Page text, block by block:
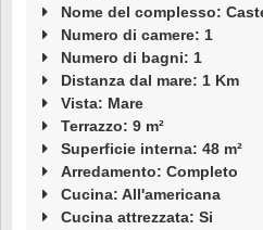
Nome del complesso:
Numero di camere: 1
Numero di bagni: 1
Distanza dal mare: 1 Km
Vista: Mare
Terrazzo: 9 m²
Superficie interna: 48 m²
Arredamento: Completo
Cucina: All'americana
Cucina attrezzata: Si